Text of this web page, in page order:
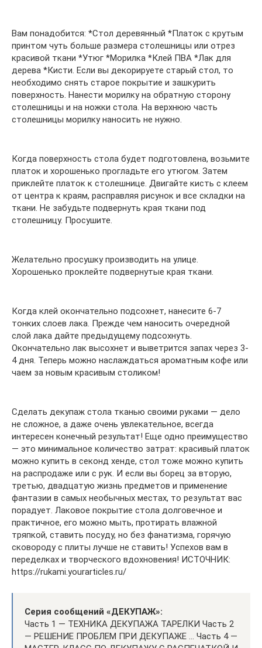
Вам понадобится: *Стол деревянный *Платок с крутым
принтом чуть больше размера столешницы или отрез
красивой ткани *Утюг *Морилка *Клей ПВА *Лак для
дерева *Кисти. Если вы декорируете старый стол, то
необходимо снять старое покрытие и зашкурить
поверхность. Нанести морилку на обратную сторону
столешницы и на ножки стола. На верхнюю часть
столешницы морилку наносить не нужно.
Когда поверхность стола будет подготовлена, возьмите
платок и хорошенько прогладьте его утюгом. Затем
приклейте платок к столешнице. Двигайте кисть с клеем
от центра к краям, расправляя рисунок и все складки на
ткани. Не забудьте подвернуть края ткани под
столешницу. Просушите.
Желательно просушку производить на улице.
Хорошенько проклейте подвернутые края ткани.
Когда клей окончательно подсохнет, нанесите 6-7
тонких слоев лака. Прежде чем наносить очередной
слой лака дайте предыдущему подсохнуть.
Окончательно лак высохнет и выветрится запах через 3-
4 дня. Теперь можно наслаждаться ароматным кофе или
чаем за новым красивым столиком!
Сделать декупаж стола тканью своими руками — дело
не сложное, а даже очень увлекательное, всегда
интересен конечный результат! Еще одно преимущество
— это минимальное количество затрат: красивый платок
можно купить в секонд хенде, стол тоже можно купить
на распродаже или с рук. И если вы борец за вторую,
третью, двадцатую жизнь предметов и применение
фантазии в самых необычных местах, то результат вас
порадует. Лаковое покрытие стола долговечное и
практичное, его можно мыть, протирать влажной
тряпкой, ставить посуду, но без фанатизма, горячую
сковороду с плиты лучше не ставить! Успехов вам в
переделках и творческого вдохновения! ИСТОЧНИК:
https://rukami.yourarticles.ru/
Серия сообщений «ДЕКУПАЖ»:
Часть 1 — ТЕХНИКА ДЕКУПАЖА ТАРЕЛКИ Часть 2
— РЕШЕНИЕ ПРОБЛЕМ ПРИ ДЕКУПАЖЕ … Часть 4 —